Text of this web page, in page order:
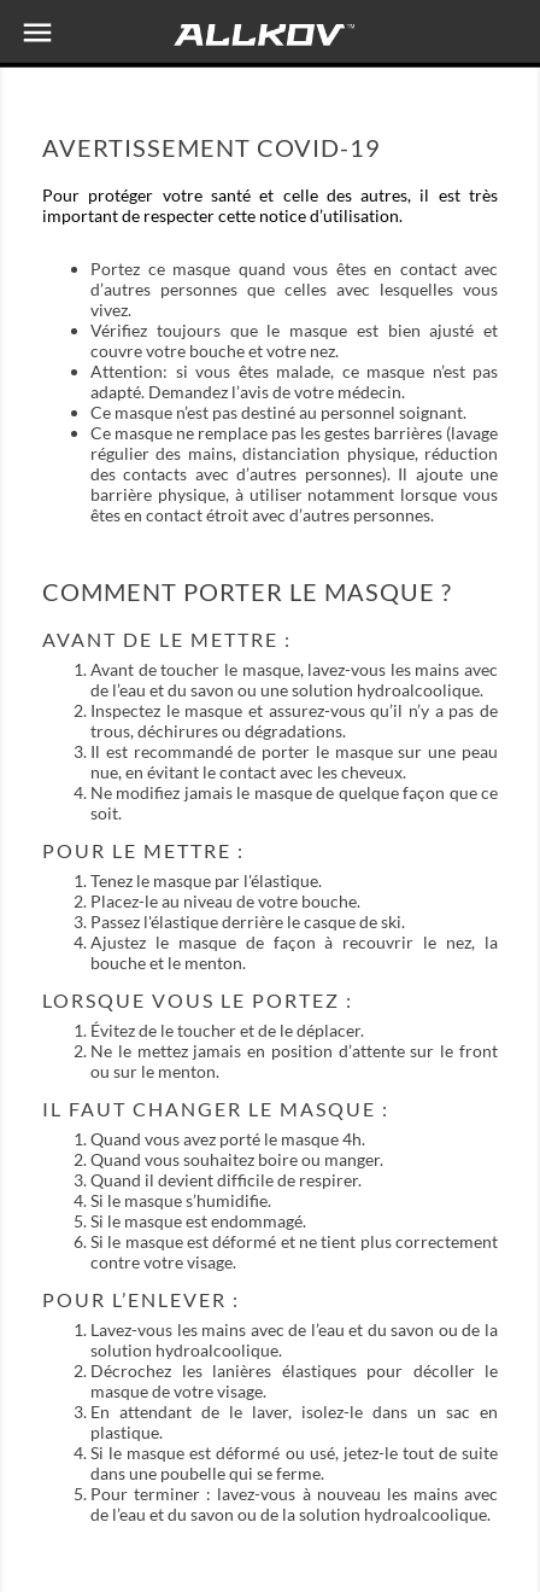

AVERTISSEMENT COVID-19
Pour protéger votre santé et celle des autres, il est très
important de respecter cette notice d’utilisation.
Portez ce masque quand vous êtes en contact avec
d’autres personnes que celles avec lesquelles vous
vivez.
Vérifiez toujours que le masque est bien ajusté et
couvre votre bouche et votre nez.
Attention: si vous êtes malade, ce masque n’est pas
adapté. Demandez l’avis de votre médecin.
Ce masque n’est pas destiné au personnel soignant.
Ce masque ne remplace pas les gestes barrières (lavage
régulier des mains, distanciation physique, réduction
des contacts avec d’autres personnes). Il ajoute une
barrière physique, à utiliser notamment lorsque vous
êtes en contact étroit avec d’autres personnes.
COMMENT PORTER LE MASQUE ?
AVANT DE LE METTRE :
Avant de toucher le masque, lavez-vous les mains avec
de l’eau et du savon ou une solution hydroalcoolique.
Inspectez le masque et assurez-vous qu’il n’y a pas de
trous, déchirures ou dégradations.
Il est recommandé de porter le masque sur une peau
nue, en évitant le contact avec les cheveux.
Ne modifiez jamais le masque de quelque façon que ce
soit.
POUR LE METTRE :
Tenez le masque par l'élastique.
Placez-le au niveau de votre bouche.
Passez l'élastique derrière le casque de ski.
Ajustez le masque de façon à recouvrir le nez, la
bouche et le menton.
LORSQUE VOUS LE PORTEZ :
Évitez de le toucher et de le déplacer.
Ne le mettez jamais en position d’attente sur le front
ou sur le menton.
IL FAUT CHANGER LE MASQUE :
Quand vous avez porté le masque 4h.
Quand vous souhaitez boire ou manger.
Quand il devient difficile de respirer.
Si le masque s’humidifie.
Si le masque est endommagé.
Si le masque est déformé et ne tient plus correctement
contre votre visage.
POUR L’ENLEVER :
Lavez-vous les mains avec de l’eau et du savon ou de la
solution hydroalcoolique.
Décrochez les lanières élastiques pour décoller le
masque de votre visage.
En attendant de le laver, isolez-le dans un sac en
plastique.
Si le masque est déformé ou usé, jetez-le tout de suite
dans une poubelle qui se ferme.
Pour terminer : lavez-vous à nouveau les mains avec
de l’eau et du savon ou de la solution hydroalcoolique.